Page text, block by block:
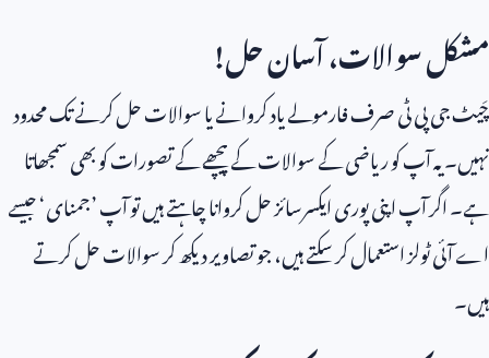
مشکل سوالات، آسان حل!
چَیٹ جی پی ٹی صرف فارمولے یاد کروانے یا سوالات حل کرنے تک محدود
نہیں۔ یہ آپ کو ریاضی کے سوالات کے پیچھے کے تصورات کو بھی سمجھاتا
ہے۔ اگر آپ اپنی پوری ایکسرسائز حل کروانا چاہتے ہیں تو آپ ’جمنای‘ جیسے
اے آئی ٹولز استعمال کر سکتے ہیں، جو تصاویر دیکھ کر سوالات حل کرتے
ہیں۔